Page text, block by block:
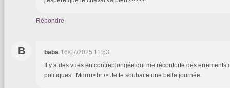
Répondre
B baba 16/07/2025 11:53
Il y a des vues en contreplongée qui me réconforte des errements
politiques...Mdrrrr<br /> Je te souhaite une belle journée.